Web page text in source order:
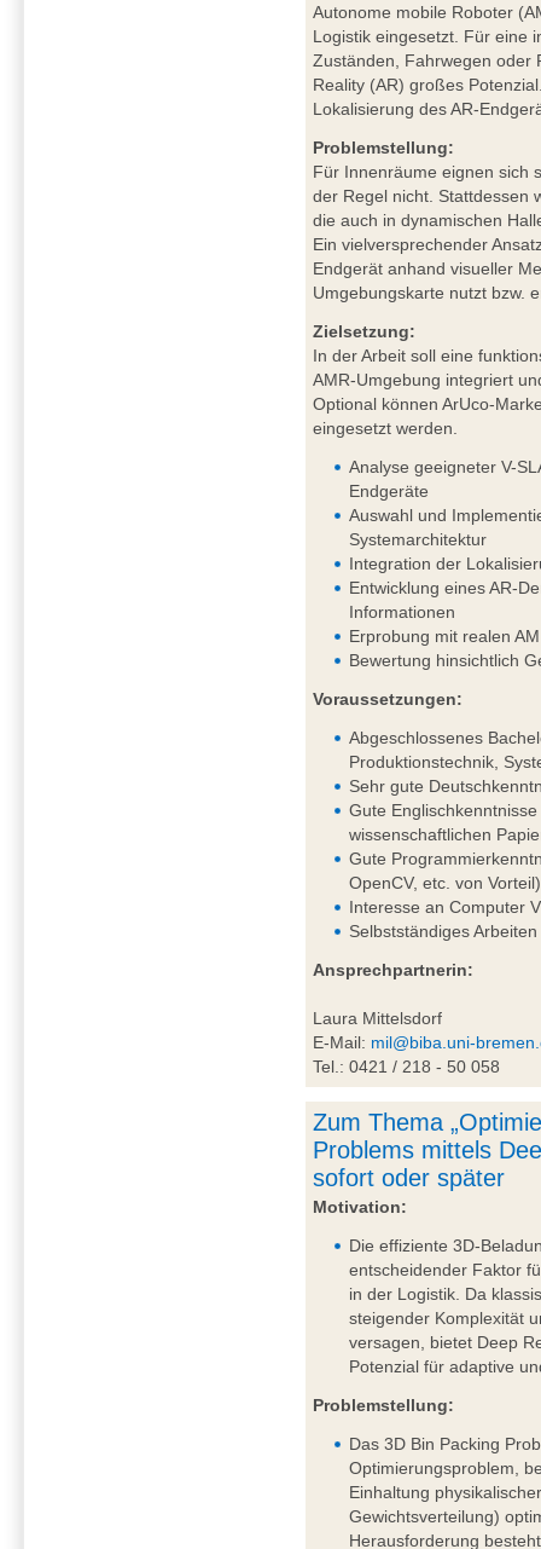
Autonome mobile Roboter
Logistik eingesetzt. Für eine
Zuständen, Fahrwegen oder
Reality (AR) großes
Lokalisierung des AR-
Problemstellung:
Für Innenräume eignen sich
der Regel nicht. Stattdessen
die auch in dynamischen
Ein vielversprechender
Endgerät anhand visueller
Umgebungskarte nutzt bzw.
Zielsetzung:
In der Arbeit soll eine
AMR-Umgebung integriert
Optional können ArUco-
eingesetzt werden.
Analyse geeigneter V-
Endgeräte
Auswahl und
Systemarchitektur
Integration der
Entwicklung eines AR-
Informationen
Erprobung mit realen
Bewertung hinsichtlich
Voraussetzungen:
Abgeschlossenes
Produktionstechnik,
Sehr gute
Gute
wissenschaftlichen
Gute
OpenCV, etc. von Vorteil)
Interesse an Computer
Selbstständiges
Ansprechpartnerin:
Laura Mittelsdorf
E-Mail: mil@biba.uni-
Tel.: 0421 / 218 - 50 058
Zum Thema
Problems mittels
sofort oder später
Motivation:
Die effiziente 3D-
entscheidender Faktor
in der Logistik. Da
steigender Komplexität
versagen, bietet Deep
Potenzial für adaptive
Problemstellung:
Das 3D Bin Packing
Optimierungsproblem,
Einhaltung
Gewichtsverteilung)
Herausforderung